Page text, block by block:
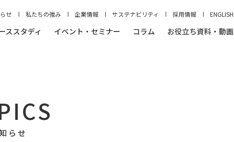
ススタディ イベント・セミナー コラム お役立ち資料・動画
せ 私たちの強み 企業情報 サステナビリティ 採用情報 ENGLISH
らせ